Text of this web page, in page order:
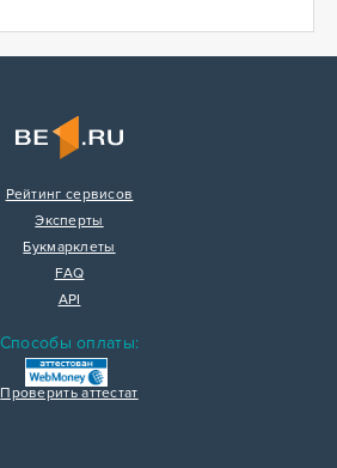
Рейтинг сервисов
Эксперты
Букмарклеты
FAQ
API
Способы оплаты:
Проверить аттестат